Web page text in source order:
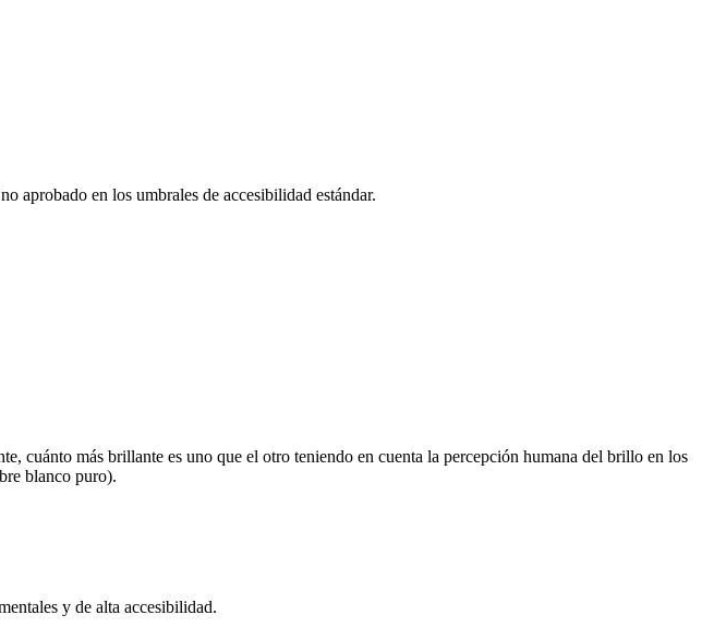
aprobado en los umbrales de accesibilidad estándar.
más brillante es uno que el otro teniendo en cuenta la percepción humana del brillo en los
blanco puro).
y de alta accesibilidad.